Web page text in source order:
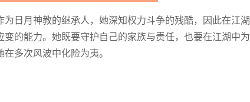
日月神教的继承人，她深知权力斗争的残酷，因此在江
的能力。她既要守护自己的家族与责任，也要在江湖中
多次风波中化险为夷。